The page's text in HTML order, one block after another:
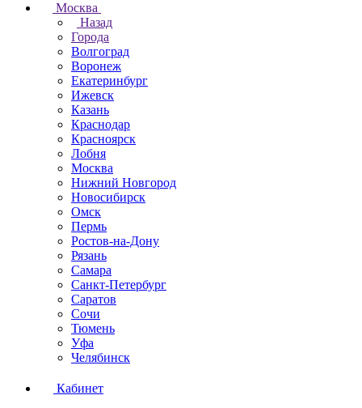
Москва
Назад
Города
Волгоград
Воронеж
Екатеринбург
Ижевск
Казань
Краснодар
Красноярск
Лобня
Москва
Нижний Новгород
Новосибирск
Омск
Пермь
Ростов-на-Дону
Рязань
Самара
Санкт-Петербург
Саратов
Сочи
Тюмень
Уфа
Челябинск
Кабинет